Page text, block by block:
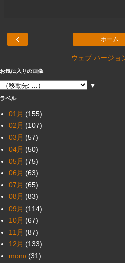
‹ ホーム
ウェブ バージョ
お気に入りの画像
▼
ラベル
01月 (155)
02月 (107)
03月 (57)
04月 (50)
05月 (75)
06月 (63)
07月 (65)
08月 (83)
09月 (114)
10月 (67)
11月 (87)
12月 (133)
mono (31)